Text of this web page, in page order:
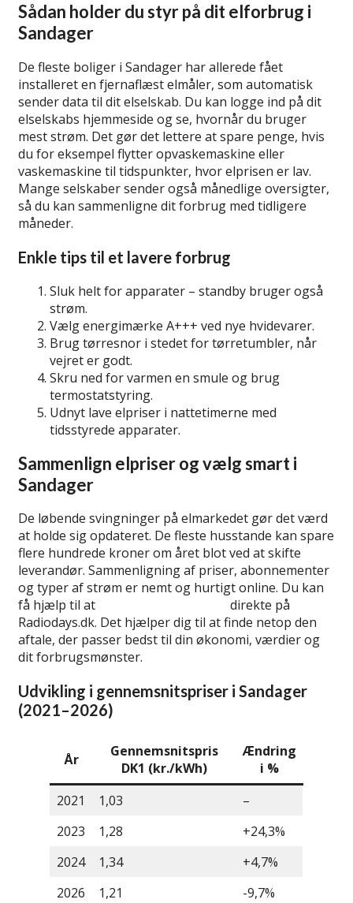
Sådan holder du styr på dit elforbrug i
Sandager
De fleste boliger i Sandager har allerede fået
installeret en fjernaflæst elmåler, som automatisk
sender data til dit elselskab. Du kan logge ind på dit
elselskabs hjemmeside og se, hvornår du bruger
mest strøm. Det gør det lettere at spare penge, hvis
du for eksempel flytter opvaskemaskine eller
vaskemaskine til tidspunkter, hvor elprisen er lav.
Mange selskaber sender også månedlige oversigter,
så du kan sammenligne dit forbrug med tidligere
måneder.
Enkle tips til et lavere forbrug
Sluk helt for apparater – standby bruger også
strøm.
Vælg energimærke A+++ ved nye hvidevarer.
Brug tørresnor i stedet for tørretumbler, når
vejret er godt.
Skru ned for varmen en smule og brug
termostatstyring.
Udnyt lave elpriser i nattetimerne med
tidsstyrede apparater.
Sammenlign elpriser og vælg smart i
Sandager
De løbende svingninger på elmarkedet gør det værd
at holde sig opdateret. De fleste husstande kan spare
flere hundrede kroner om året blot ved at skifte
leverandør. Sammenligning af priser, abonnementer
og typer af strøm er nemt og hurtigt online. Du kan
få hjælp til at
direkte på
Radiodays.dk. Det hjælper dig til at finde netop den
aftale, der passer bedst til din økonomi, værdier og
dit forbrugsmønster.
Udvikling i gennemsnitspriser i Sandager
(2021–2026)
År
Gennemsnitspris
DK1 (kr./kWh)
Ændring
i %
2021
1,03
–
2023
1,28
+24,3%
2024
1,34
+4,7%
2026
1,21 -9,7%